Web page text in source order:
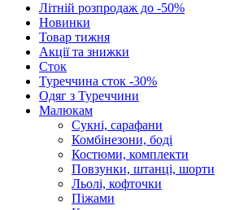
Літній розпродаж до -50%
Новинки
Товар тижня
Акції та знижки
Сток
Туреччина сток -30%
Одяг з Туреччини
Малюкам
Сукні, сарафани
Комбінезони, боді
Костюми, комплекти
Повзунки, штанці, шорти
Льолі, кофточки
Піжами